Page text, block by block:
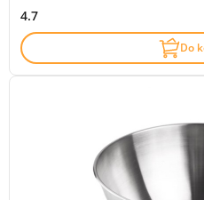
4.7
Do